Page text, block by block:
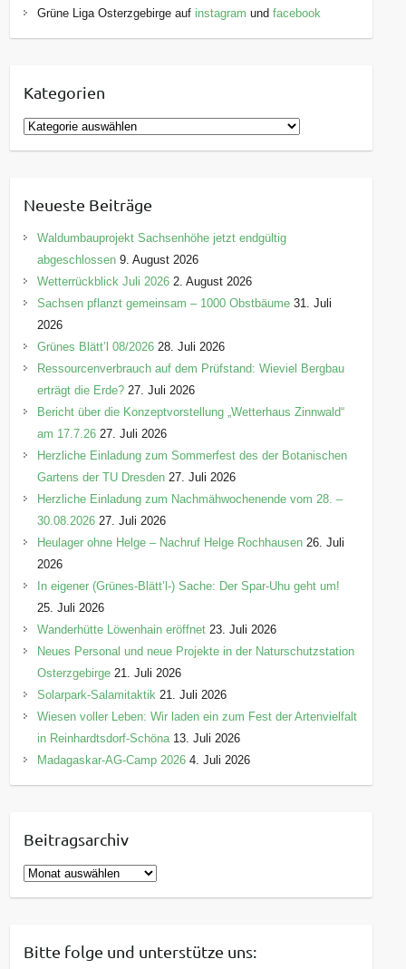
Grüne Liga Osterzgebirge auf instagram undfacebook
Kategorien
K
a
g
o
i
e
Neueste Beiträge
Waldumbauprojekt Sachsenhöhe jetzt endgültig
abgeschlossen 9. August 2026
Wetterrückblick Juli 2026 2. August 2026
Sachsen pflanzt gemeinsam – 1000 Obstbäume 31. Juli
2026
Grünes Blätt’l 08/2026 28. Juli 2026
Ressourcenverbrauch auf dem Prüfstand: Wieviel Bergbau
erträgt die Erde? 27. Juli 2026
Bericht über die Konzeptvorstellung „Wetterhaus Zinnwald“
am 17.7.26 27. Juli 2026
Herzliche Einladung zum Sommerfest des der Botanischen
Gartens der TU Dresden 27. Juli 2026
Herzliche Einladung zum Nachmähwochenende vom 28. –
30.08.2026 27. Juli 2026
Heulager ohne Helge – Nachruf Helge Rochhausen 26. Juli
2026
In eigener (Grünes-Blätt’l-) Sache: Der Spar-Uhu geht um!
25. Juli 2026
Wanderhütte Löwenhain eröffnet 23. Juli 2026
Neues Personal und neue Projekte in der Naturschutzstation
Osterzgebirge 21. Juli 2026
Solarpark-Salamitaktik 21. Juli 2026
Wiesen voller Leben: Wir laden ein zum Fest der Artenvielfalt
in Reinhardtsdorf-Schöna 13. Juli 2026
Madagaskar-AG-Camp 2026 4. Juli 2026
Beitragsarchiv
B
e
r
Bitte folge und unterstütze uns: